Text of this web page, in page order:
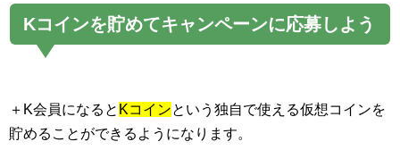
Kコインを貯めてキャンペーンに応募しよう
＋K会員になると Kコインという独自で使える仮想コインを
貯めることができるようになります。